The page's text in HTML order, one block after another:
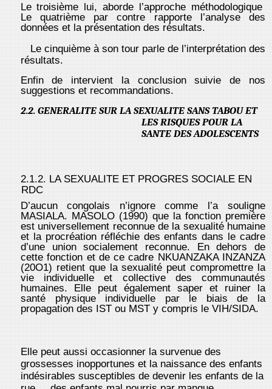
Le troisième lui, aborde l’approche méthodologique
Le quatrième par contre rapporte l’analyse des
données et la présentation des résultats.
Le cinquième à son tour parle de l’interprétation des
résultats.
Enfin de intervient la conclusion suivie de nos
suggestions et recommandations.
2.2. GENERALITE SUR LA SEXUALITE SANS TABOU ET
LES RISQUES POUR LA
SANTE DES ADOLESCENTS
2.1.2. LA SEXUALITE ET PROGRES SOCIALE EN
RDC
D’aucun congolais n’ignore comme l’a souligne
MASIALA. MASOLO (1990) que la fonction première
est universellement reconnue de la sexualité humaine
et la procréation réfléchie des enfants dans le cadre
d’une union socialement reconnue. En dehors de
cette fonction et de ce cadre NKUANZAKA INZANZA
(20O1) retient que la sexualité peut compromettre la
vie individuelle et collective des communautés
humaines. Elle peut également saper et ruiner la
santé physique individuelle par le biais de la
propagation des IST ou MST y compris le VIH/SIDA.
Elle peut aussi occasionner la survenue des
grossesses inopportunes et la naissance des enfants
indésirables susceptibles de devenir les enfants de la